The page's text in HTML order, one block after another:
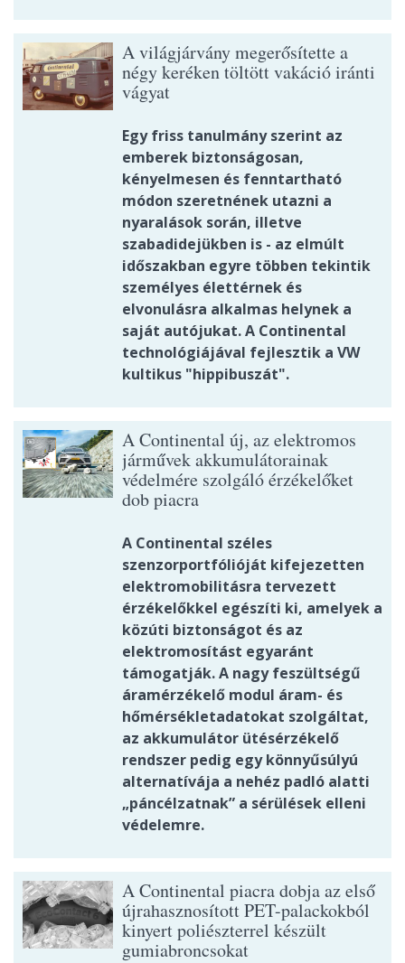
A világjárvány megerősítette a
négy keréken töltött vakáció iránti
vágyat
Egy friss tanulmány szerint az
emberek biztonságosan,
kényelmesen és fenntartható
módon szeretnének utazni a
nyaralások során, illetve
szabadidejükben is - az elmúlt
időszakban egyre többen tekintik
személyes élettérnek és
elvonulásra alkalmas helynek a
saját autójukat. A Continental
technológiájával fejlesztik a VW
kultikus "hippibuszát".
A Continental új, az elektromos
járművek akkumulátorainak
védelmére szolgáló érzékelőket
dob piacra
A Continental széles
szenzorportfólióját kifejezetten
elektromobilitásra tervezett
érzékelőkkel egészíti ki, amelyek a
közúti biztonságot és az
elektromosítást egyaránt
támogatják. A nagy feszültségű
áramérzékelő modul áram- és
hőmérsékletadatokat szolgáltat,
az akkumulátor ütésérzékelő
rendszer pedig egy könnyűsúlyú
alternatívája a nehéz padló alatti
„páncélzatnak” a sérülések elleni
védelemre.
A Continental piacra dobja az első
újrahasznosított PET-palackokból
kinyert poliészterrel készült
gumiabroncsokat